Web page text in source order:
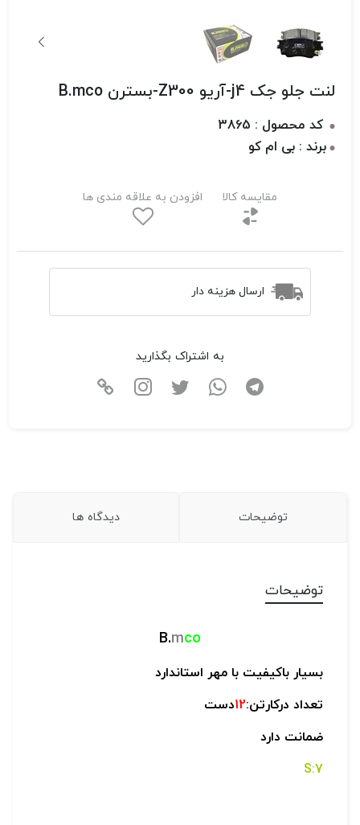
لنت جلو جک j4-آریو Z300-بسترن B.mco
کد محصول : 3865
برند : بی ام کو
مقایسه کالا افزودن به علاقه مندی ها
ارسال هزینه دار
به اشتراک بگذارید
توضیحات دیدگاه ها
توضیحات
B.mco
بسیار باکیفیت با مهر استاندارد
تعداد درکارتن:12دست
ضمانت دارد
7:S